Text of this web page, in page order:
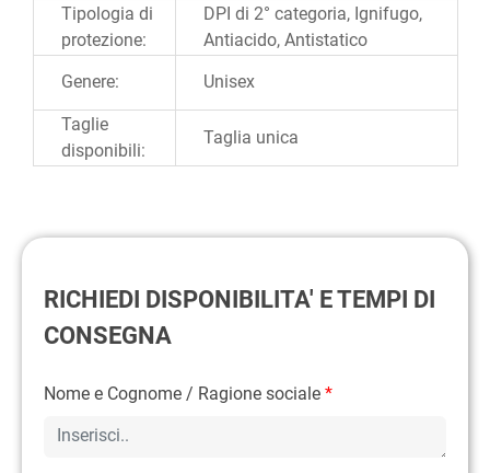
Tipologia di
protezione:
DPI di 2° categoria, Ignifugo,
Antiacido, Antistatico
Genere:
Unisex
Taglie
disponibili:
Taglia unica
RICHIEDI DISPONIBILITA' E TEMPI DI
CONSEGNA
Nome e Cognome / Ragione sociale *